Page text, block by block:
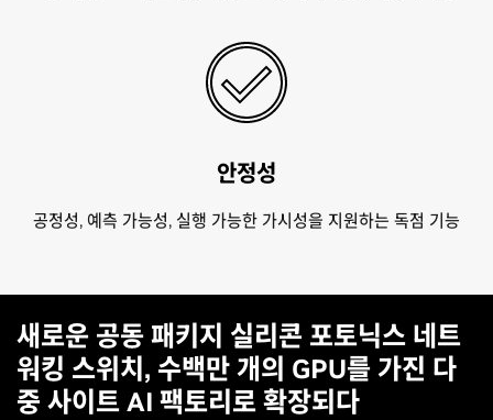
안정성
공정성, 예측 가능성, 실행 가능한 가시성을 지원하는 독점 기능
새로운 공동 패키지 실리콘 포토닉스 네트
워킹 스위치, 수백만 개의 GPU를 가진 다
중 사이트 AI 팩토리로 확장되다